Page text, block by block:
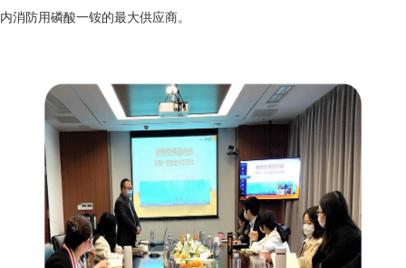
内消防用磷酸一铵的最大供应商。